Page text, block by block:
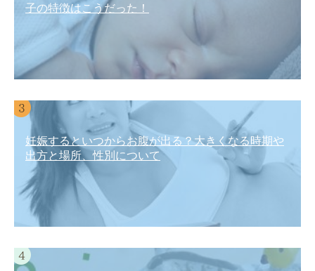
子の特徴はこうだった！
妊娠するといつからお腹が出る？大きくなる時期や
出方と場所、性別について